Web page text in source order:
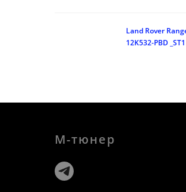
Land Rover
12K532-PBD _ST1
М-тюнер